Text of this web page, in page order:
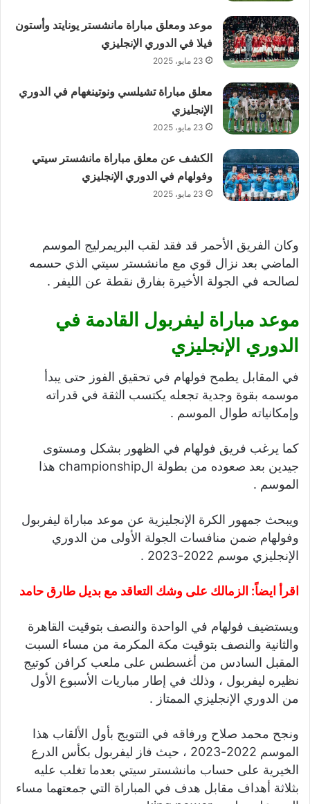
موعد ومعلق مباراة مانشستر يونايتد وأستون
فيلا في الدوري الإنجليزي
23 مايو، 2025
معلق مباراة تشيلسي ونوتينغهام في الدوري
الإنجليزي
23 مايو، 2025
الكشف عن معلق مباراة مانشستر سيتي
وفولهام في الدوري الإنجليزي
23 مايو، 2025
وكان الفريق الأحمر قد فقد لقب البريمرليج الموسم
الماضي بعد نزال قوي مع مانشستر سيتي الذي حسمه
لصالحه في الجولة الأخيرة بفارق نقطة عن الليفر .
موعد مباراة ليفربول القادمة في
الدوري الإنجليزي
في المقابل يطمح فولهام في تحقيق الفوز حتى يبدأ
موسمه بقوة وجدية تجعله يكتسب الثقة في قدراته
وإمكانياته طوال الموسم .
كما يرغب فريق فولهام في الظهور بشكل ومستوى
جيدين بعد صعوده من بطولة الchampionship هذا
الموسم .
ويبحث جمهور الكرة الإنجليزية عن موعد مباراة ليفربول
وفولهام ضمن منافسات الجولة الأولى من الدوري
الإنجليزي موسم 2022-2023 .
اقرأ ايضاً: الزمالك على وشك التعاقد مع بديل طارق حامد
ويستضيف فولهام في الواحدة والنصف بتوقيت القاهرة
والثانية والنصف بتوقيت مكة المكرمة من مساء السبت
المقبل السادس من أغسطس على ملعب كرافن كوتيج
نظيره ليفربول ، وذلك في إطار مباريات الأسبوع الأول
من الدوري الإنجليزي الممتاز .
ونجح محمد صلاح ورفاقه في التتويج بأول الألقاب هذا
الموسم 2022-2023 ، حيث فاز ليفربول بكأس الدرع
الخيرية على حساب مانشستر سيتي بعدما تغلب عليه
بثلاثة أهداف مقابل هدف في المباراة التي جمعتهما مساء